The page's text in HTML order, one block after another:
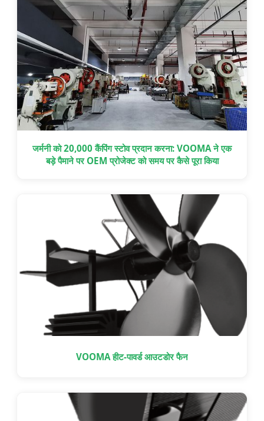
जर्मनी को 20,000 कैंपिंग स्टोव प्रदान करना: VOOMA ने एक
बड़े पैमाने पर OEM प्रोजेक्ट को समय पर कैसे पूरा किया
VOOMA हीट-पावर्ड आउटडोर फैन